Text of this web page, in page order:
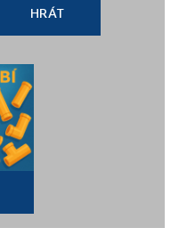
HRÁT